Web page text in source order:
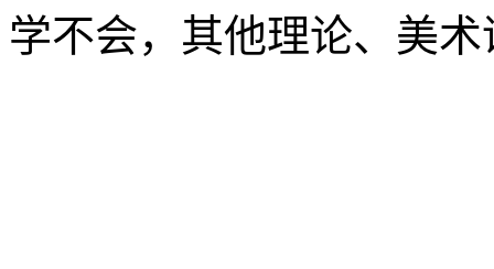
学不会，其他理论、美